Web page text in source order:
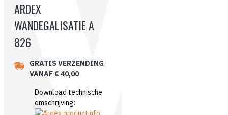
ARDEX
WANDEGALISATIE A
826
GRATIS VERZENDING
VANAF € 40,00
Download technische
omschrijving: